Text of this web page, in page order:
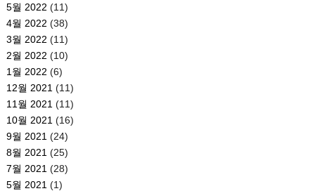
5월 2022 (11)
4월 2022 (38)
3월 2022 (11)
2월 2022 (10)
1월 2022 (6)
12월 2021 (11)
11월 2021 (11)
10월 2021 (16)
9월 2021 (24)
8월 2021 (25)
7월 2021 (28)
5월 2021 (1)